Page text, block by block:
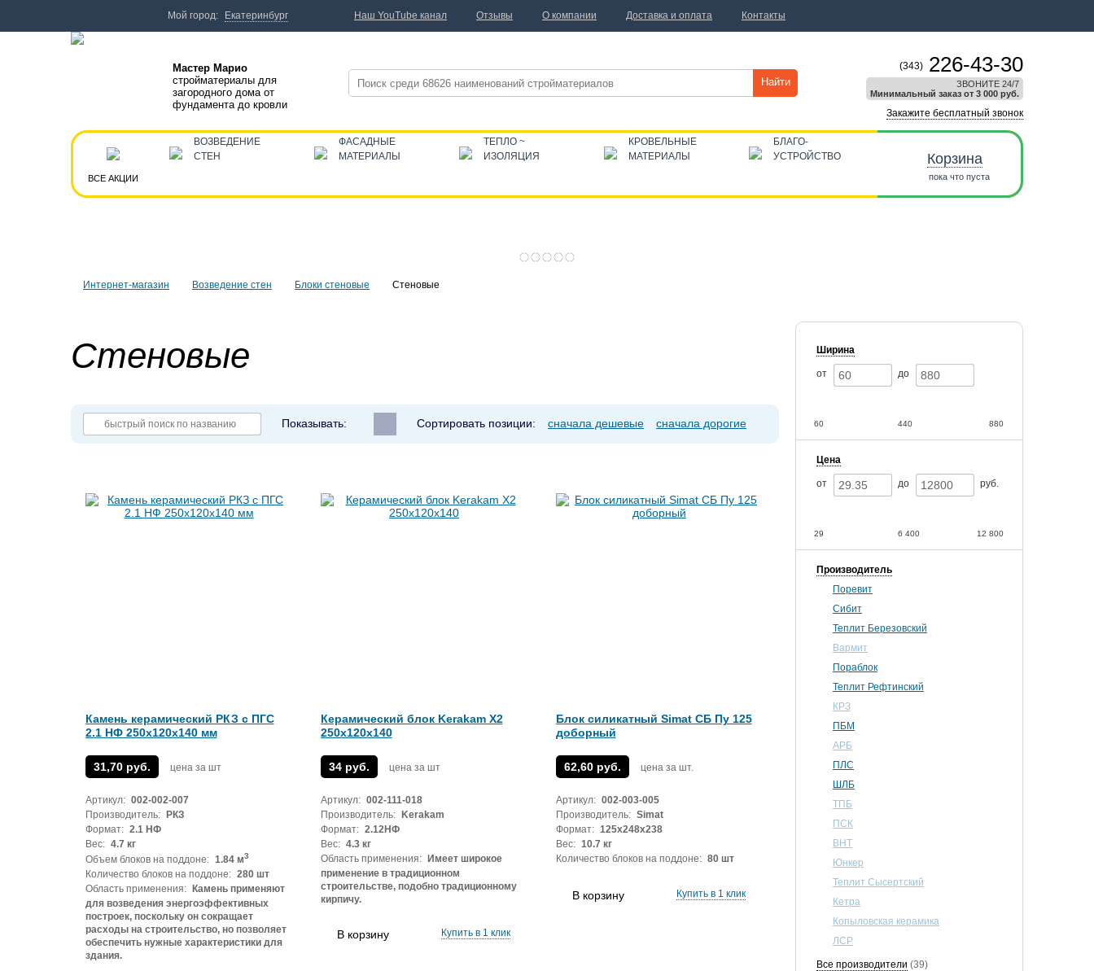
Интернет-магазин Возведение стен Блоки стеновые Стеновые
Ширина
от до
60 880
440
Цена
от до руб.
29 12 800
6 400
Производитель
Поревит
Сибит
Теплит Березовский
Вармит
Пораблок
Теплит Рефтинский
КРЗ
ПБМ
АРБ
ПЛС
ШЛБ
ТПБ
ПСК
ВНТ
Юнкер
Теплит Сысертский
Кетра
Копыловская керамика
ЛСР
Все производители (39)
Стеновые
Показывать: Сортировать позиции: сначала дешевые сначала дорогие
Камень керамический РКЗ с ПГС
2.1 НФ 250х120х140 мм
31,70 руб. цена за шт
Артикул: 002-002-007
Производитель:
РКЗ
Формат: 2.1 НФ
Вес: 4.7 кг
Объем блоков на поддоне: 1.84 м3
Количество блоков на поддоне: 280 шт
Область применения:
Камень применяют
для возведения энергоэффективных
построек, поскольку он сокращает
расходы на строительство, но позволяет
обеспечить нужные характеристики для
здания.
Керамический блок Kerakam X2
250x120x140
34 руб. цена за шт
Артикул: 002-111-018
Производитель:
Kerakam
Формат: 2.12НФ
Вес: 4.3 кг
Область применения:
Имеет широкое
применение в традиционном
строительстве, подобно традиционному
кирпичу.
В корзину Купить в 1 клик
Блок силикатный Simat СБ Пу 125
доборный
62,60 руб. цена за шт.
Артикул: 002-003-005
Производитель: Simat
Формат: 125х248х238
Вес: 10.7 кг
Количество блоков на поддоне: 80 шт
В корзину Купить в 1 клик
Мастер Марио
стройматериалы для
загородного дома от
фундамента до кровли
Найти
(343) 226-43-30
ЗВОНИТЕ 24/7
Минимальный заказ от 3 000 руб.
Закажите бесплатный звонок
ВСЕ АКЦИИ
ВОЗВЕДЕНИЕ
СТЕН
ФАСАДНЫЕ
МАТЕРИАЛЫ
ТЕПЛО ~
ИЗОЛЯЦИЯ
КРОВЕЛЬНЫЕ
МАТЕРИАЛЫ
БЛАГО-
УСТРОЙСТВО
Корзина
пока что пуста
Мой город: Екатеринбург Наш YouTube канал Отзывы О компании Доставка и оплата Контакты